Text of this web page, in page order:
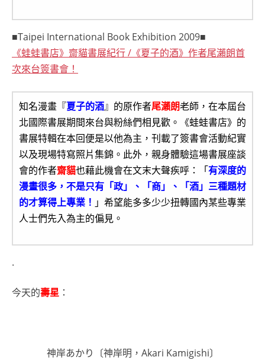
■Taipei International Book Exhibition 2009■
《蛙蛙書店》齋貓書展紀行 /《夏子的酒》作者尾瀨朗首
次來台簽書會！
知名漫畫『夏子的酒』的原作者尾瀨朗老師，在本屆台
北國際書展期間來台與粉絲們相見歡。《蛙蛙書店》的
書展特輯在本回便是以他為主，刊載了簽書會活動紀實
以及現場特寫照片集錦。此外，親身體驗這場書展座談
會的作者齋貓也藉此機會在文末大聲疾呼：「有深度的
漫畫很多，不是只有「政」、「商」、「酒」三種題材
的才算得上專業！ 」希望能多多少少扭轉國內某些專業
人士們先入為主的偏見。
.
今天的壽星 ：
神岸あかり〔神岸明，Akari Kamigishi〕